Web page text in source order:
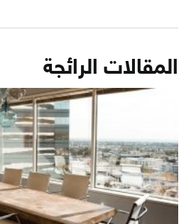
المقالات الرائجة